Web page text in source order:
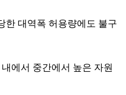
한 대역폭 허용량에도 불구
에서 중간에서 높은 자원